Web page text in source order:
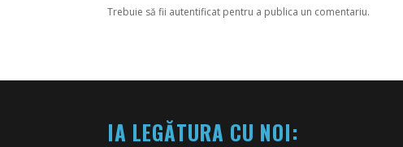
Trebuie să fii autentificat pentru a publica un comentariu.
IA LEGĂTURA CU NOI: